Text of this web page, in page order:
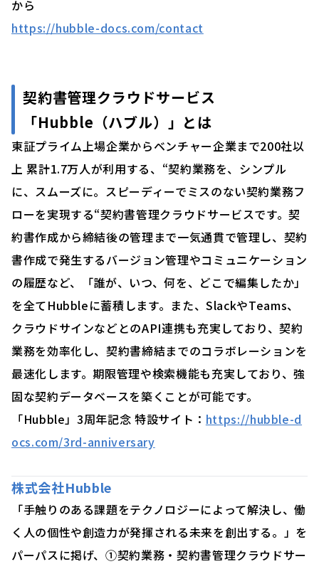
から
https://hubble-docs.com/contact
契約書管理クラウドサービス
「Hubble（ハブル）」とは
東証プライム上場企業からベンチャー企業まで200社以
上 累計1.7万人が利用する、“契約業務を、シンプル
に、スムーズに。スピーディーでミスのない契約業務フ
ローを実現する“契約書管理クラウドサービスです。契
約書作成から締結後の管理まで一気通貫で管理し、契約
書作成で発生するバージョン管理やコミュニケーション
の履歴など、「誰が、いつ、何を、どこで編集したか」
を全てHubbleに蓄積します。また、SlackやTeams、
クラウドサインなどとのAPI連携も充実しており、契約
業務を効率化し、契約書締結までのコラボレーションを
最速化します。期限管理や検索機能も充実しており、強
固な契約データベースを築くことが可能です。
「Hubble」3周年記念 特設サイト： https://hubble-d
ocs.com/3rd-anniversary
株式会社Hubble
「手触りのある課題をテクノロジーによって解決し、働
く人の個性や創造力が発揮される未来を創出する。」を
パーパスに掲げ、①契約業務・契約書管理クラウドサー